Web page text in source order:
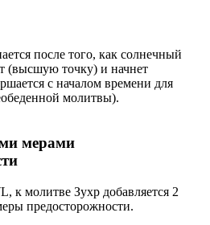
после того, как солнечный
(высшую точку) и начнет
с началом времени для
молитвы).
мерами
к молитве Зухр добавляется 2
предосторожности.